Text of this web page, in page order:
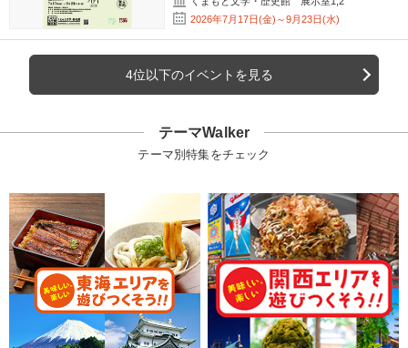
2026年7月17日(金)～9月23日(水)
4位以下のイベントを見る
テーマWalker
テーマ別特集をチェック